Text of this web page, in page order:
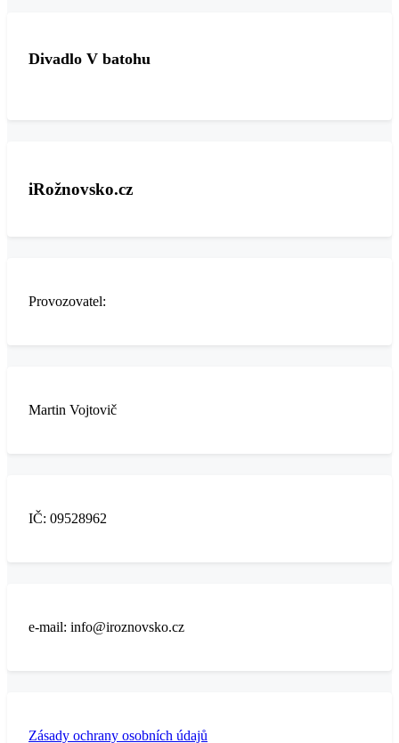
Divadlo V batohu
iRožnovsko.cz
Provozovatel:
Martin Vojtovič
IČ: 09528962
e-mail: info@iroznovsko.cz
Zásady ochrany osobních údajů